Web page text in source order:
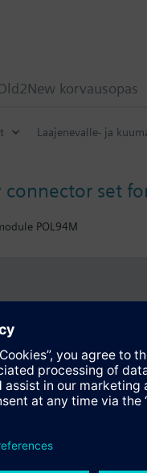
korvausopas
Laajenevalle- ja
connector set
POL94M